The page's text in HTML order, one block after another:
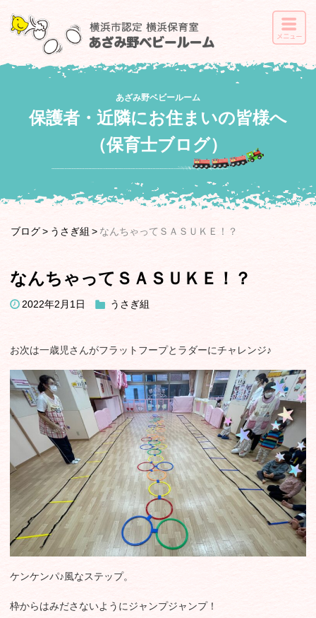
あざみ野ベビールーム
保護者・近隣にお住まいの皆様へ
（保育士ブログ）
ブログ うさぎ組 なんちゃってＳＡＳＵＫＥ！？
なんちゃってＳＡＳＵＫＥ！？
2022年2月1日 うさぎ組
お次は一歳児さんがフラットフープとラダーにチャレンジ♪
ケンケンパ♪風なステップ。
枠からはみださないようにジャンプジャンプ！